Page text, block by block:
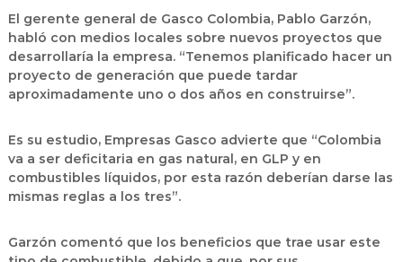
El gerente general de Gasco Colombia, Pablo Garzón,
habló con medios locales sobre nuevos proyectos que
desarrollaría la empresa. “Tenemos planificado hacer un
proyecto de generación que puede tardar
aproximadamente uno o dos años en construirse”.
Es su estudio, Empresas Gasco advierte que “Colombia
va a ser deficitaria en gas natural, en GLP y en
combustibles líquidos, por esta razón deberían darse las
mismas reglas a los tres”.
Garzón comentó que los beneficios que trae usar este